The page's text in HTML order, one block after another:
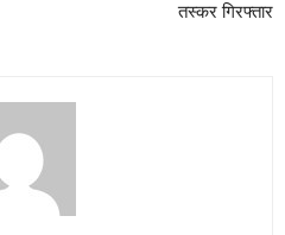
तस्कर गिरफ्तार